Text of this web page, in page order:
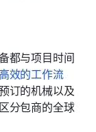
都与项目时间
效的工作流
订的机械以及
分包商的全球